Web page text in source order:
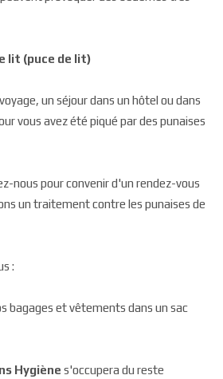
lit (puce de lit)
un séjour dans un hôtel ou dans
vous avez été piqué par des punaises
nous pour convenir d'un rendez-vous
un traitement contre les punaises de
:
bagages et vêtements dans un sac
Hygiène s'occupera du reste